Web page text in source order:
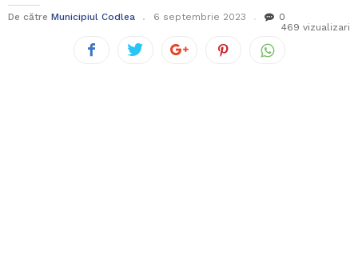
De către Municipiul Codlea 6 septembrie 2023
0
469 vizualizari